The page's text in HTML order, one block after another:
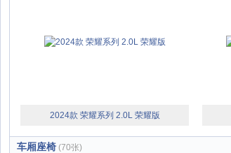
2024款 荣耀系列 2.0L 荣耀版
车厢座椅 (70张)